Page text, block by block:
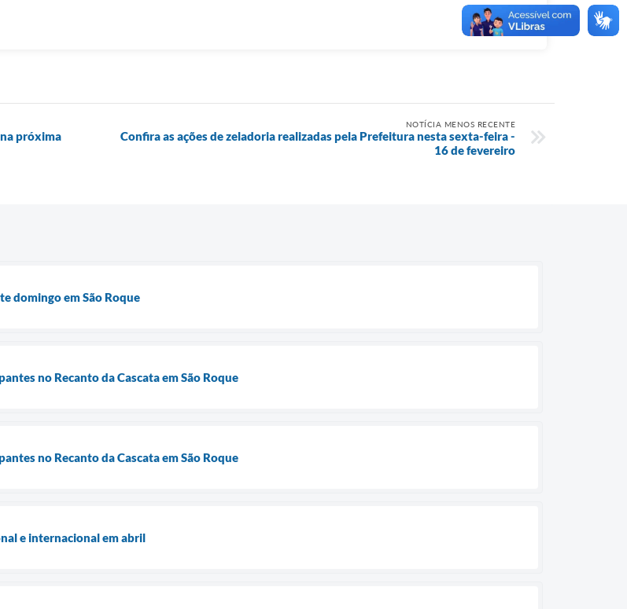
próxima
NOTÍCIA MENOS RECENTE
Confira as ações de zeladoria realizadas pela Prefeitura nesta sexta-feira -
16 de fevereiro
domingo em São Roque
no Recanto da Cascata em São Roque
no Recanto da Cascata em São Roque
e internacional em abril